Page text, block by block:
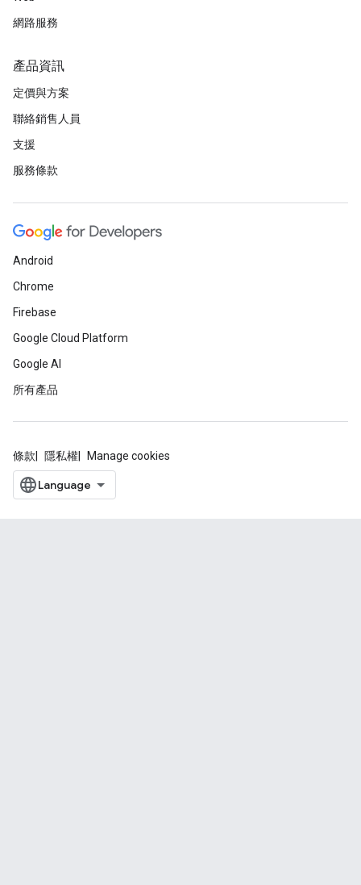
網路服務
產品資訊
定價與方案
聯絡銷售人員
支援
服務條款
Android
Chrome
Firebase
Google Cloud Platform
Google AI
所有產品
條款 隱私權 Manage cookies